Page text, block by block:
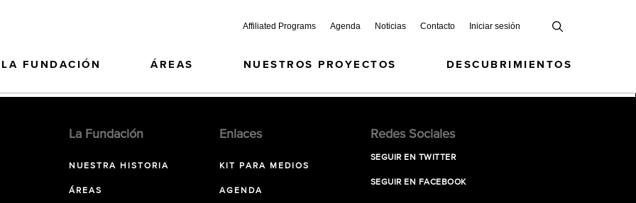
Affiliated Programs Agenda Noticias Contacto Iniciar sesión
LA FUNDACIÓN ÁREAS NUESTROS PROYECTOS DESCUBRIMIENTOS
La Fundación
NUESTRA HISTORIA
ÁREAS
Enlaces
KIT PARA MEDIOS
AGENDA
Redes Sociales
SEGUIR EN TWITTER
SEGUIR EN FACEBOOK